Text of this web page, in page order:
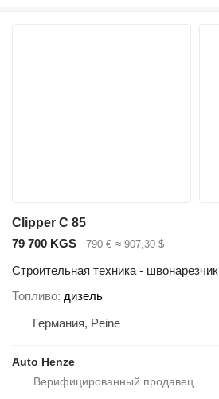
Clipper C 85
79 700 KGS
790 € ≈ 907,30 $
Строительная техника - швонарезчик
Топливо дизель
Германия, Peine
Auto Henze